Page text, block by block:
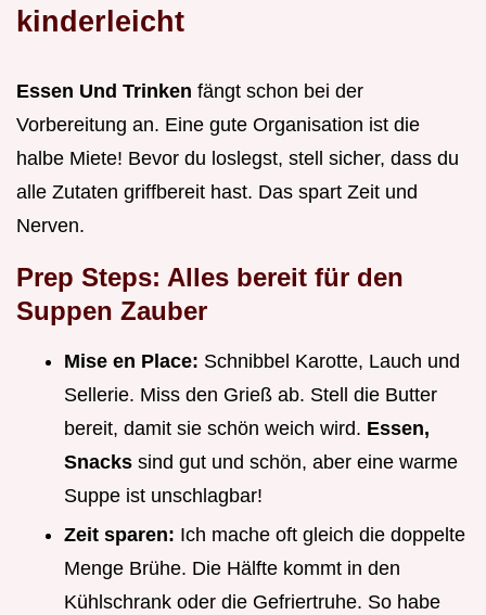
kinderleicht
Essen Und Trinken fängt schon bei der
Vorbereitung an. Eine gute Organisation ist die
halbe Miete! Bevor du loslegst, stell sicher, dass du
alle Zutaten griffbereit hast. Das spart Zeit und
Nerven.
Prep Steps: Alles bereit für den
Suppen Zauber
Mise en Place: Schnibbel Karotte, Lauch und
Sellerie. Miss den Grieß ab. Stell die Butter
bereit, damit sie schön weich wird. Essen,
Snacks sind gut und schön, aber eine warme
Suppe ist unschlagbar!
Zeit sparen: Ich mache oft gleich die doppelte
Menge Brühe. Die Hälfte kommt in den
Kühlschrank oder die Gefriertruhe. So habe